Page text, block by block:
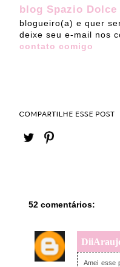
blog Spazio
blogueiro(a) e quer
deixe seu e-mail nos
contato comigo
52 comentários:
Amei esse